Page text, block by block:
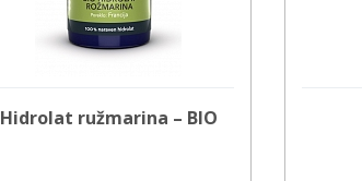
Hidrolat ružmarina – BIO